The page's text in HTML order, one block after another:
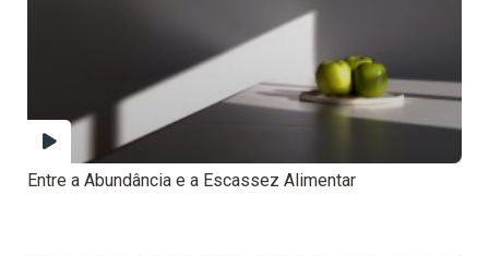
Entre a Abundância e a Escassez Alimentar